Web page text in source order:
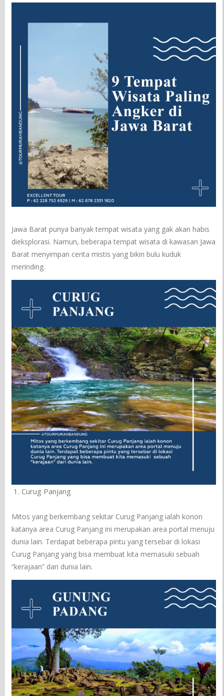
Jawa Barat punya banyak tempat wisata yang gak akan habis
dieksplorasi. Namun, beberapa tempat wisata di kawasan Jawa
Barat menyimpan cerita mistis yang bikin bulu kuduk
merinding.
Curug Panjang
Mitos yang berkembang sekitar Curug Panjang ialah konon
katanya area Curug Panjang ini merupakan area portal menuju
dunia lain. Terdapat beberapa pintu yang tersebar di lokasi
Curug Panjang yang bisa membuat kita memasuki sebuah
“kerajaan” dari dunia lain.